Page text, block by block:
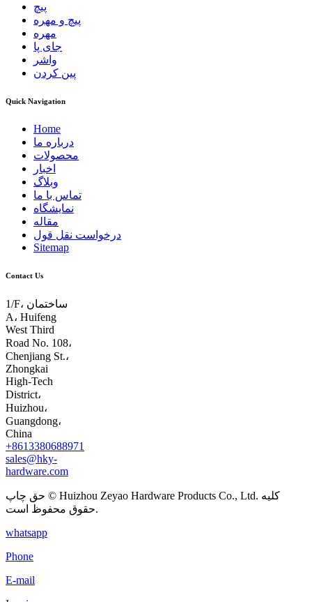
پیچ
پیچ و مهره
مهره
جای پا
واشر
پین کردن
Quick Navigation
Home
درباره ما
محصولات
اخبار
وبلاگ
تماس با ما
نمایشگاه
مقاله
درخواست نقل قول
Sitemap
Contact Us
1/F، ساختمان
A، Huifeng
West Third
Road No. 108،
Chenjiang St.،
Zhongkai
High-Tech
District،
Huizhou،
Guangdong،
China
+8613380688971
sales@hky-
hardware.com
حق چاپ © Huizhou Zeyao Hardware Products Co., Ltd. کلیه
حقوق محفوظ است.
whatsapp
Phone
E-mail